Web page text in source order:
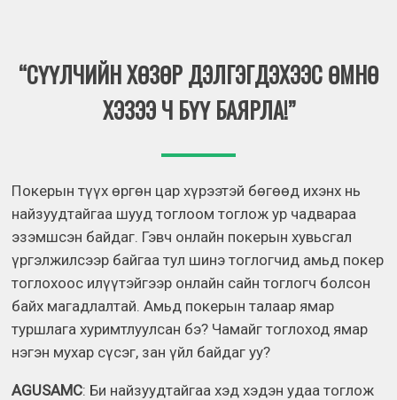
“СҮҮЛЧИЙН ХӨЗӨР ДЭЛГЭГДЭХЭЭС ӨМНӨ
ХЭЗЭЭ Ч БҮҮ БАЯРЛА!”
Покерын түүх өргөн цар хүрээтэй бөгөөд ихэнх нь
найзуудтайгаа шууд тоглоом тоглож ур чадвараа
эзэмшсэн байдаг. Гэвч онлайн покерын хувьсгал
үргэлжилсээр байгаа тул шинэ тоглогчид амьд покер
тоглохоос илүүтэйгээр онлайн сайн тоглогч болсон
байх магадлалтай. Амьд покерын талаар ямар
туршлага хуримтлуулсан бэ? Чамайг тоглоход ямар
нэгэн мухар сүсэг, зан үйл байдаг уу?
AGUSAMC: Би найзуудтайгаа хэд хэдэн удаа тоглож